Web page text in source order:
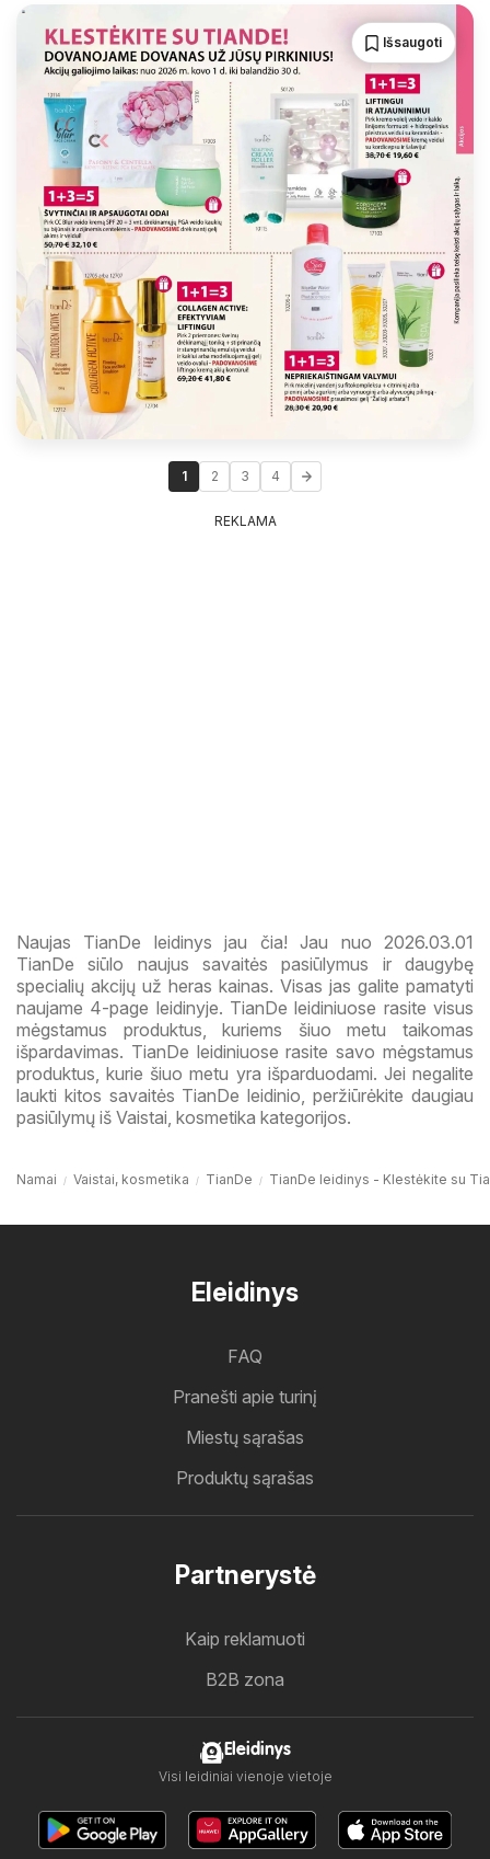
Išsaugoti
1 2 3 4
REKLAMA
Naujas TianDe leidinys jau čia! Jau nuo 2026.03.01
TianDe siūlo naujus savaitės pasiūlymus ir daugybę
specialių akcijų už heras kainas. Visas jas galite pamatyti
naujame 4-page leidinyje. TianDe leidiniuose rasite visus
mėgstamus produktus, kuriems šiuo metu taikomas
išpardavimas. TianDe leidiniuose rasite savo mėgstamus
produktus, kurie šiuo metu yra išparduodami. Jei negalite
laukti kitos savaitės TianDe leidinio, peržiūrėkite daugiau
pasiūlymų iš Vaistai, kosmetika kategorijos.
Namai Vaistai, kosmetika TianDe TianDe leidinys - Klestėkite su
Eleidinys
FAQ
Pranešti apie turinį
Miestų sąrašas
Produktų sąrašas
Partnerystė
Kaip reklamuoti
B2B zona
Eleidinys
Visi leidiniai vienoje vietoje